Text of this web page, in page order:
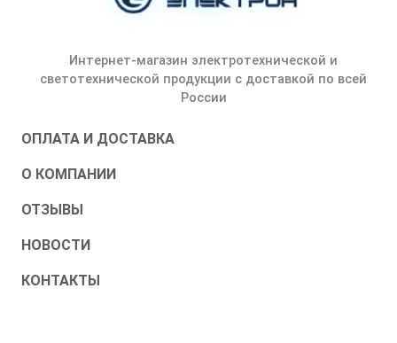
Интернет-магазин электротехнической и
светотехнической продукции с доставкой по всей
России
ОПЛАТА И ДОСТАВКА
О КОМПАНИИ
ОТЗЫВЫ
НОВОСТИ
КОНТАКТЫ